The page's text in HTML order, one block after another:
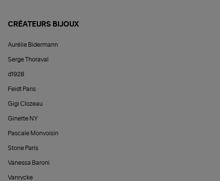
CRÉATEURS BIJOUX
Aurélie Bidermann
Serge Thoraval
d1928
Feidt Paris
Gigi Clozeau
Ginette NY
Pascale Monvoisin
Stone Paris
Vanessa Baroni
Vanrycke